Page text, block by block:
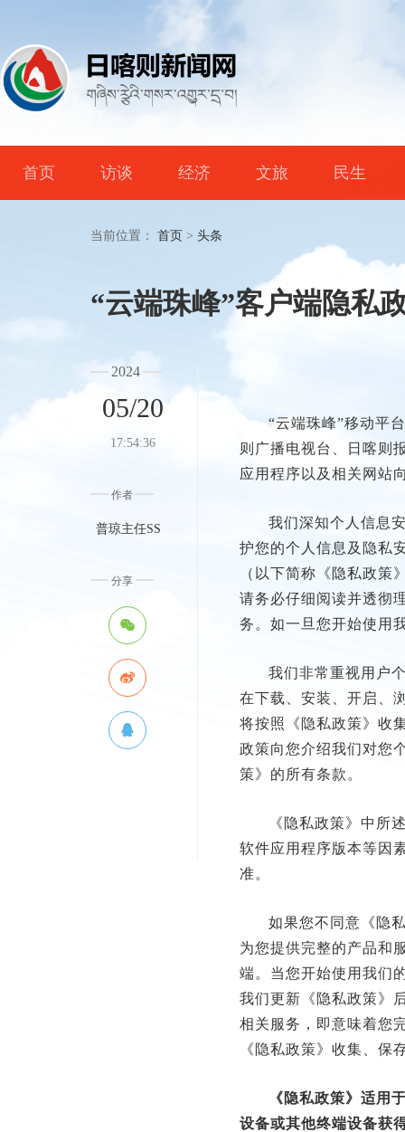
首页 访谈 经济 文旅 民生
当前位置： 首页 > 头条
“云端珠峰”客户端隐私
2024
05/20
17:54:36
作者
普琼主任SS
分享
“云端珠峰”移动平
则广播电视台、日喀则
应用程序以及相关网站
我们深知个人信息
护您的个人信息及隐私
（以下简称《隐私政策
请务必仔细阅读并透彻
务。如一旦您开始使用
我们非常重视用户
在下载、安装、开启、
将按照《隐私政策》收
政策向您介绍我们对您
策》的所有条款。
《隐私政策》中所
软件应用程序版本等因
准。
如果您不同意《隐
为您提供完整的产品和
端。当您开始使用我们
我们更新《隐私政策》
相关服务，即意味着您
《隐私政策》收集、保
《隐私政策》适用
设备或其他终端设备获